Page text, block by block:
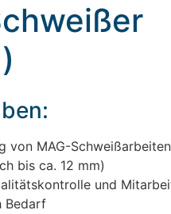
von MAG-
bis ca. 12 mm)
und
Bedarf